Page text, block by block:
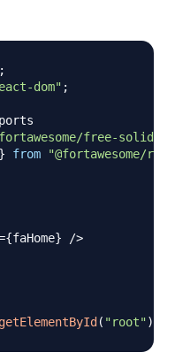
;
dom" ;
free-solid-
} from "@fortawesome/
{faHome} />
getElementById ( "root")